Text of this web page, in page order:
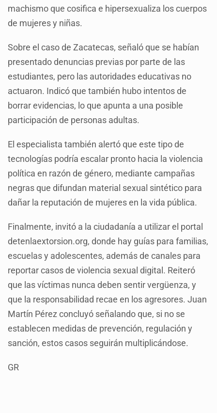
machismo que cosifica e hipersexualiza los cuerpos
de mujeres y niñas.
Sobre el caso de Zacatecas, señaló que se habían
presentado denuncias previas por parte de las
estudiantes, pero las autoridades educativas no
actuaron. Indicó que también hubo intentos de
borrar evidencias, lo que apunta a una posible
participación de personas adultas.
El especialista también alertó que este tipo de
tecnologías podría escalar pronto hacia la violencia
política en razón de género, mediante campañas
negras que difundan material sexual sintético para
dañar la reputación de mujeres en la vida pública.
Finalmente, invitó a la ciudadanía a utilizar el portal
detenlaextorsion.org, donde hay guías para familias,
escuelas y adolescentes, además de canales para
reportar casos de violencia sexual digital. Reiteró
que las víctimas nunca deben sentir vergüenza, y
que la responsabilidad recae en los agresores. Juan
Martín Pérez concluyó señalando que, si no se
establecen medidas de prevención, regulación y
sanción, estos casos seguirán multiplicándose.
GR